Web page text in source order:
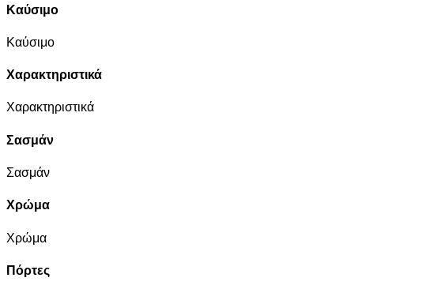
Καύσιμο
Καύσιμο
Χαρακτηριστικά
Χαρακτηριστικά
Σασμάν
Σασμάν
Χρώμα
Χρώμα
Πόρτες